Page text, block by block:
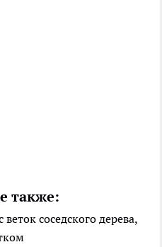
также:
соседского дерева,